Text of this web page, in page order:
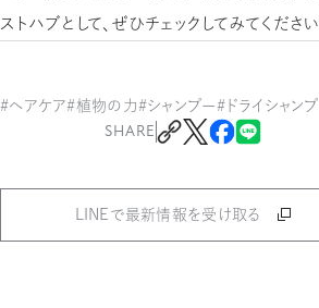
ストハブとして、ぜひチェックしてみてください
#ヘアケア#植物の力#シャンプー#ドライシャン
SHARE
LINEで最新情報を受け取る